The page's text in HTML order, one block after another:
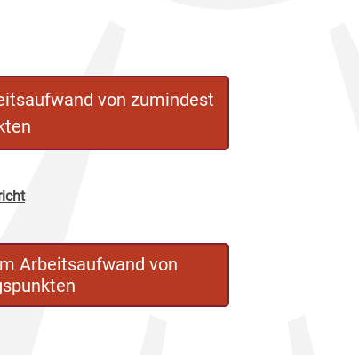
von zumindest
Arbeitsaufwand von